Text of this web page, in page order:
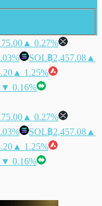
▲ 0.27%
SOL฿2,457.08 ▲
▲ 1.25%
▼ 0.16%
▲ 0.27%
SOL฿2,457.08 ▲
▲ 1.25%
▼ 0.16%